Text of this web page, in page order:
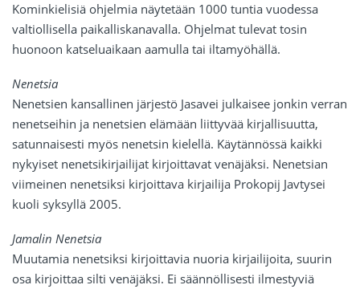
Kominkielisiä ohjelmia näytetään 1000 tuntia vuodessa
valtiollisella paikalliskanavalla. Ohjelmat tulevat tosin
huonoon katseluaikaan aamulla tai iltamyöhällä.
Nenetsia
Nenetsien kansallinen järjestö Jasavei julkaisee jonkin verran
nenetseihin ja nenetsien elämään liittyvää kirjallisuutta,
satunnaisesti myös nenetsin kielellä. Käytännössä kaikki
nykyiset nenetsikirjailijat kirjoittavat venäjäksi. Nenetsian
viimeinen nenetsiksi kirjoittava kirjailija Prokopij Javtysei
kuoli syksyllä 2005.
Jamalin Nenetsia
Muutamia nenetsiksi kirjoittavia nuoria kirjailijoita, suurin
osa kirjoittaa silti venäjäksi. Ei säännöllisesti ilmestyviä